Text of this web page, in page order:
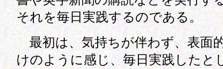
それを毎日実践するのである。
最初は、気持ちが伴わず、表面
けのように感じ、毎日実践したと